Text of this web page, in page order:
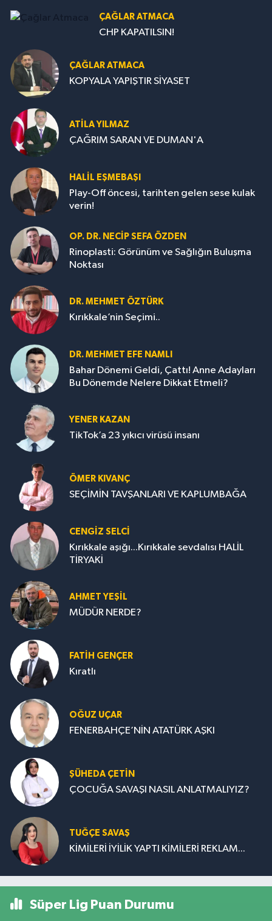
ÇAĞLAR ATMACA
CHP KAPATILSIN!
ÇAĞLAR ATMACA
KOPYALA YAPIŞTIR SİYASET
ATILA YILMAZ
ÇAĞRIM SARAN VE DUMAN'A
HALIL EŞMEBAŞI
Play-Off öncesi, tarihten gelen sese kulak
verin!
OP. DR. NECIP SEFA ÖZDEN
Rinoplasti: Görünüm ve Sağlığın Buluşma
Noktası
DR. MEHMET ÖZTÜRK
Kırıkkale’nin Seçimi..
DR. MEHMET EFE NAMLI
Bahar Dönemi Geldi, Çattı! Anne Adayları
Bu Dönemde Nelere Dikkat Etmeli?
YENER KAZAN
TikTok’a 23 yıkıcı virüsü insanı
ÖMER KIVANÇ
SEÇİMİN TAVŞANLARI VE KAPLUMBAĞA
CENGİZ SELCİ
Kırıkkale aşığı...Kırıkkale sevdalısı HALİL
TİRYAKİ
AHMET YEŞİL
MÜDÜR NERDE?
FATIH GENÇER
Kıratlı
OĞUZ UÇAR
FENERBAHÇE’NİN ATATÜRK AŞKI
ŞÜHEDA ÇETİN
ÇOCUĞA SAVAŞI NASIL ANLATMALIYIZ?
TUĞÇE SAVAŞ
KİMİLERİ İYİLİK YAPTI KİMİLERİ REKLAM...
Süper Lig Puan Durumu